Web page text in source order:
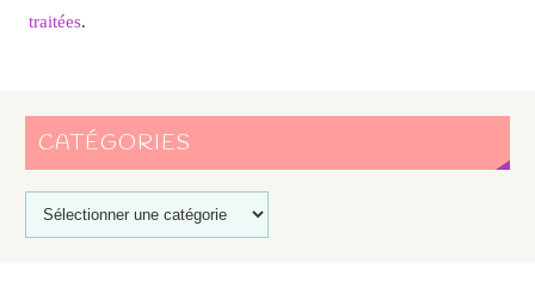
traitées.
CATÉGORIES